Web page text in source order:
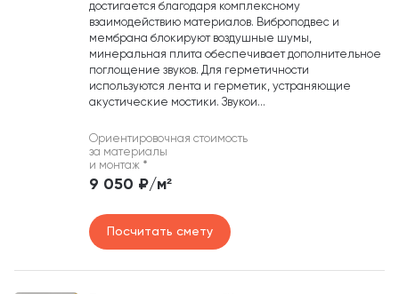
достигается благодаря комплексному
взаимодействию материалов. Виброподвес и
мембрана блокируют воздушные шумы,
минеральная плита обеспечивает дополнительное
поглощение звуков. Для герметичности
используются лента и герметик, устраняющие
акустические мостики. Звукои...
Ориентировочная стоимость
за материалы
и монтаж *
9 050 ₽/м²
Посчитать смету